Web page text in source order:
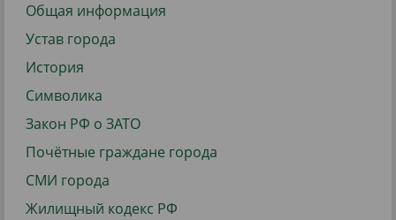
Общая информация
Устав города
История
Символика
Закон РФ о ЗАТО
Почётные граждане города
СМИ города
Жилищный кодекс РФ